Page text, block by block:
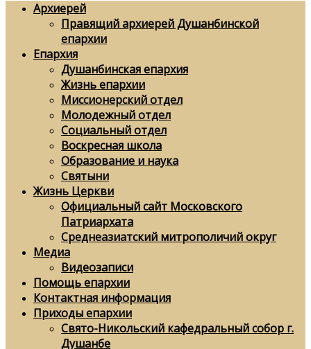
Архиерей
Правящий архиерей Душанбинской
епархии
Епархия
Душанбинская епархия
Жизнь епархии
Миссионерский отдел
Молодежный отдел
Социальный отдел
Воскресная школа
Образование и наука
Святыни
Жизнь Церкви
Официальный сайт Московского
Патриархата
Среднеазиатский митрополичий округ
Медиа
Видеозаписи
Помощь епархии
Контактная информация
Приходы епархии
Свято-Никольский кафедральный собор г.
Душанбе